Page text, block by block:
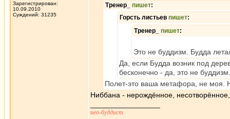
Зарегистрирован:
10.09.2010
Суждений: 31235
Тренер_ пишет:
Горсть листьев пишет:
Тренер_ пишет:
Это не буддизм. Будда
Да, если Будда возник под
бесконечно - да, это не
Полет-это ваша метафора, не моя.
Ниббана - нерождённое,
нео-буддист